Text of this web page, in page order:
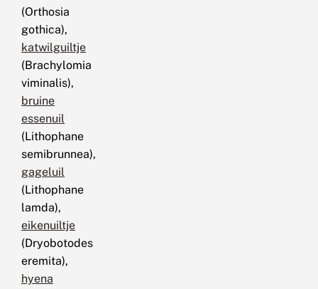
(Orthosia
gothica),
katwilguiltje
(Brachylomia
viminalis),
bruine
essenuil
(Lithophane
semibrunnea),
gageluil
(Lithophane
lamda),
eikenuiltje
(Dryobotodes
eremita),
hyena